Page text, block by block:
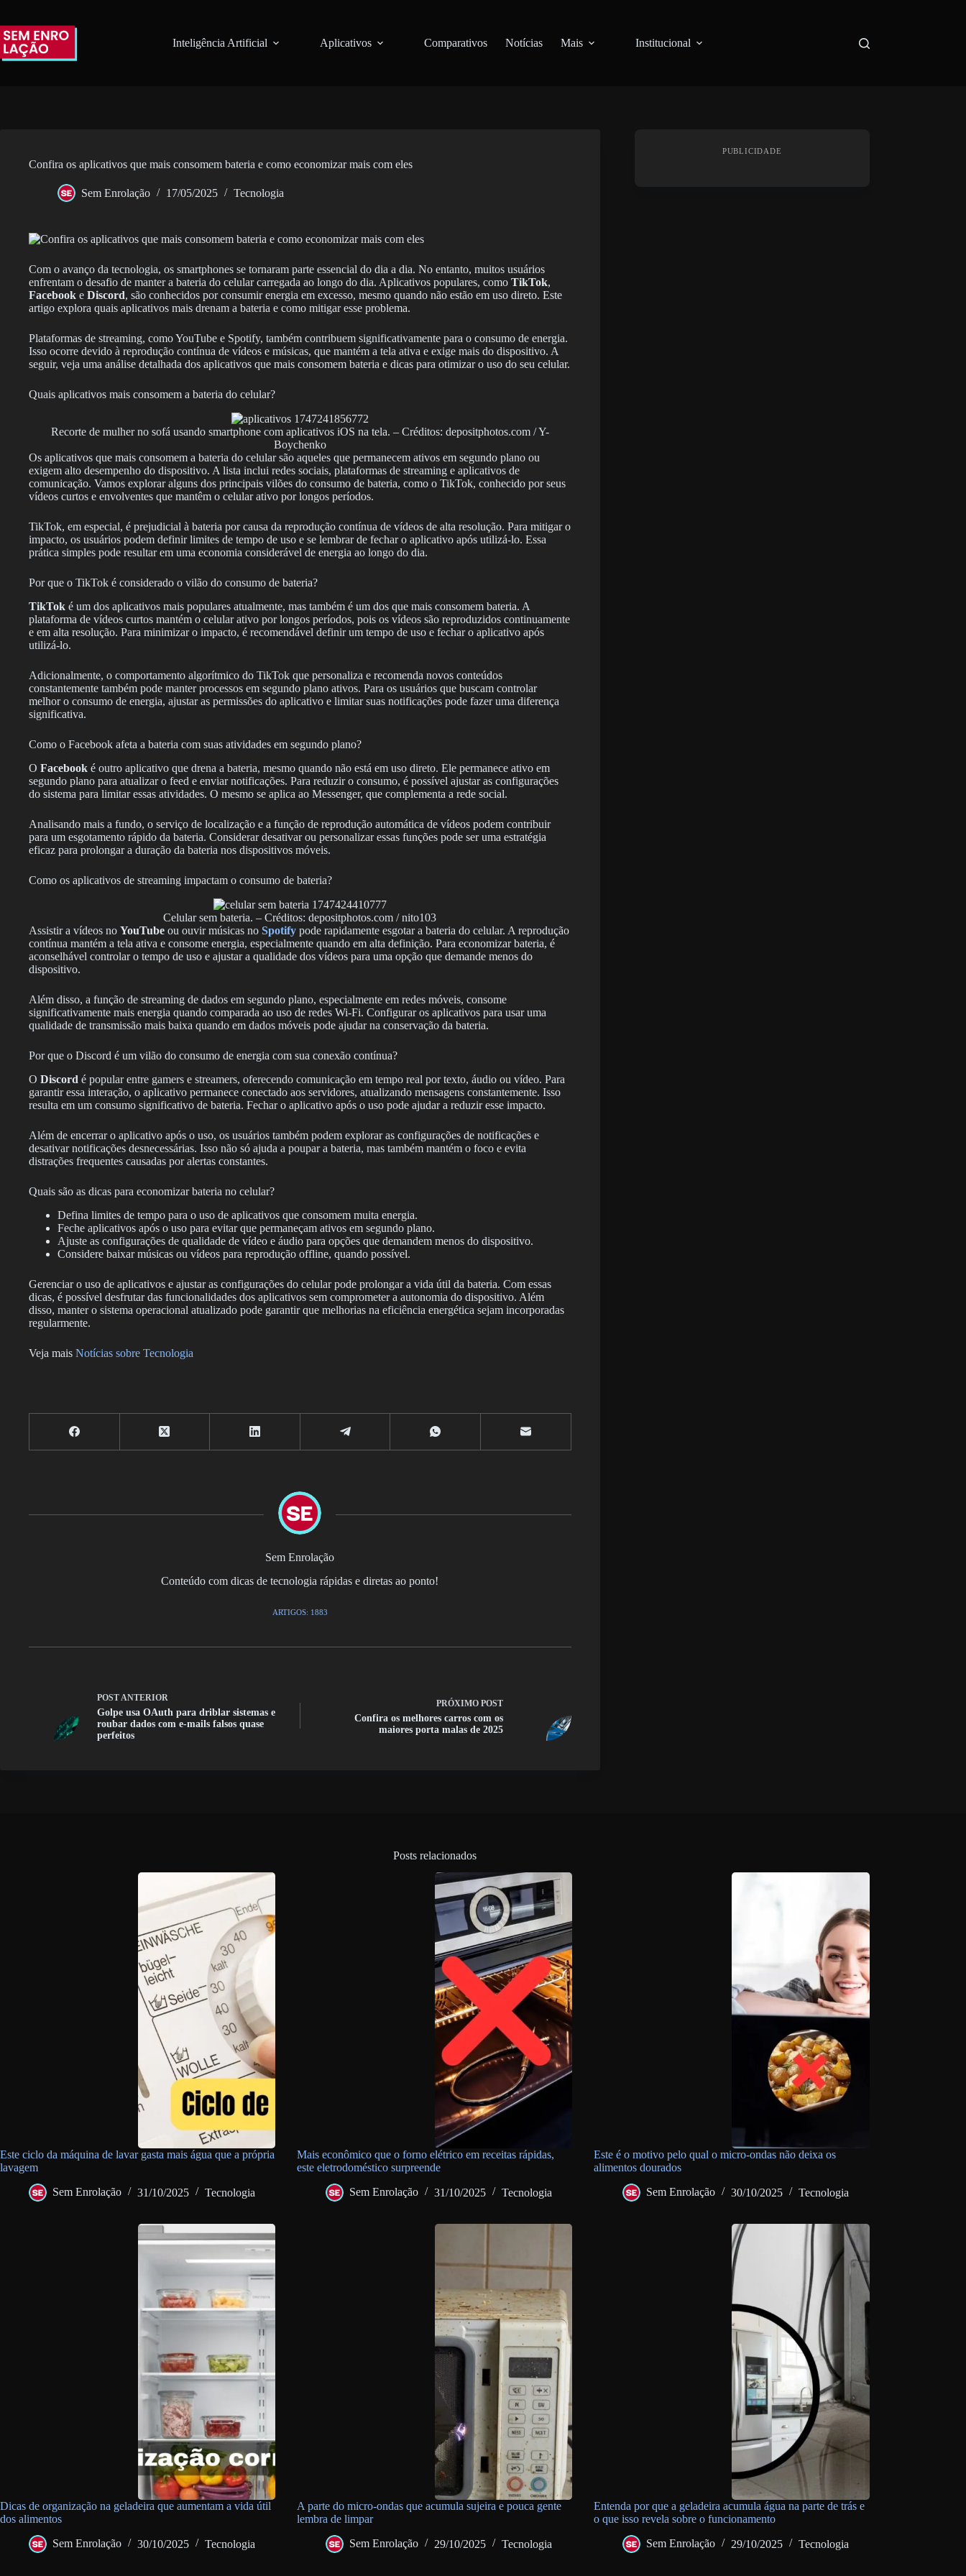
o
conteúdo
Inteligência Artificial Aplicativos Comparativos Notícias Mais Institucional
Confira os aplicativos que mais consomem bateria e como economizar mais com eles
Sem Enrolação 17/05/2025 Tecnologia
Com o avanço da tecnologia, os smartphones se tornaram parte essencial do dia a dia. No entanto, muitos usuários
enfrentam o desafio de manter a bateria do celular carregada ao longo do dia. Aplicativos populares, como TikTok,
Facebook e Discord, são conhecidos por consumir energia em excesso, mesmo quando não estão em uso direto. Este
artigo explora quais aplicativos mais drenam a bateria e como mitigar esse problema.
Plataformas de streaming, como YouTube e Spotify, também contribuem significativamente para o consumo de energia.
Isso ocorre devido à reprodução contínua de vídeos e músicas, que mantém a tela ativa e exige mais do dispositivo. A
seguir, veja uma análise detalhada dos aplicativos que mais consomem bateria e dicas para otimizar o uso do seu celular.
Quais aplicativos mais consomem a bateria do celular?
Recorte de mulher no sofá usando smartphone com aplicativos iOS na tela. – Créditos: depositphotos.com / Y-
Boychenko
Os aplicativos que mais consomem a bateria do celular são aqueles que permanecem ativos em segundo plano ou
exigem alto desempenho do dispositivo. A lista inclui redes sociais, plataformas de streaming e aplicativos de
comunicação. Vamos explorar alguns dos principais vilões do consumo de bateria, como o TikTok, conhecido por seus
vídeos curtos e envolventes que mantêm o celular ativo por longos períodos.
TikTok, em especial, é prejudicial à bateria por causa da reprodução contínua de vídeos de alta resolução. Para mitigar o
impacto, os usuários podem definir limites de tempo de uso e se lembrar de fechar o aplicativo após utilizá-lo. Essa
prática simples pode resultar em uma economia considerável de energia ao longo do dia.
Por que o TikTok é considerado o vilão do consumo de bateria?
TikTok é um dos aplicativos mais populares atualmente, mas também é um dos que mais consomem bateria. A
plataforma de vídeos curtos mantém o celular ativo por longos períodos, pois os vídeos são reproduzidos continuamente
e em alta resolução. Para minimizar o impacto, é recomendável definir um tempo de uso e fechar o aplicativo após
utilizá-lo.
Adicionalmente, o comportamento algorítmico do TikTok que personaliza e recomenda novos conteúdos
constantemente também pode manter processos em segundo plano ativos. Para os usuários que buscam controlar
melhor o consumo de energia, ajustar as permissões do aplicativo e limitar suas notificações pode fazer uma diferença
significativa.
Como o Facebook afeta a bateria com suas atividades em segundo plano?
O Facebook é outro aplicativo que drena a bateria, mesmo quando não está em uso direto. Ele permanece ativo em
segundo plano para atualizar o feed e enviar notificações. Para reduzir o consumo, é possível ajustar as configurações
do sistema para limitar essas atividades. O mesmo se aplica ao Messenger, que complementa a rede social.
Analisando mais a fundo, o serviço de localização e a função de reprodução automática de vídeos podem contribuir
para um esgotamento rápido da bateria. Considerar desativar ou personalizar essas funções pode ser uma estratégia
eficaz para prolongar a duração da bateria nos dispositivos móveis.
Como os aplicativos de streaming impactam o consumo de bateria?
Celular sem bateria. – Créditos: depositphotos.com / nito103
Assistir a vídeos no YouTube ou ouvir músicas no Spotify pode rapidamente esgotar a bateria do celular. A reprodução
contínua mantém a tela ativa e consome energia, especialmente quando em alta definição. Para economizar bateria, é
aconselhável controlar o tempo de uso e ajustar a qualidade dos vídeos para uma opção que demande menos do
dispositivo.
Além disso, a função de streaming de dados em segundo plano, especialmente em redes móveis, consome
significativamente mais energia quando comparada ao uso de redes Wi-Fi. Configurar os aplicativos para usar uma
qualidade de transmissão mais baixa quando em dados móveis pode ajudar na conservação da bateria.
Por que o Discord é um vilão do consumo de energia com sua conexão contínua?
O Discord é popular entre gamers e streamers, oferecendo comunicação em tempo real por texto, áudio ou vídeo. Para
garantir essa interação, o aplicativo permanece conectado aos servidores, atualizando mensagens constantemente. Isso
resulta em um consumo significativo de bateria. Fechar o aplicativo após o uso pode ajudar a reduzir esse impacto.
Além de encerrar o aplicativo após o uso, os usuários também podem explorar as configurações de notificações e
desativar notificações desnecessárias. Isso não só ajuda a poupar a bateria, mas também mantém o foco e evita
distrações frequentes causadas por alertas constantes.
Quais são as dicas para economizar bateria no celular?
Defina limites de tempo para o uso de aplicativos que consomem muita energia.
Feche aplicativos após o uso para evitar que permaneçam ativos em segundo plano.
Ajuste as configurações de qualidade de vídeo e áudio para opções que demandem menos do dispositivo.
Considere baixar músicas ou vídeos para reprodução offline, quando possível.
Gerenciar o uso de aplicativos e ajustar as configurações do celular pode prolongar a vida útil da bateria. Com essas
dicas, é possível desfrutar das funcionalidades dos aplicativos sem comprometer a autonomia do dispositivo. Além
disso, manter o sistema operacional atualizado pode garantir que melhorias na eficiência energética sejam incorporadas
regularmente.
Veja mais Notícias sobre Tecnologia
Sem Enrolação
Conteúdo com dicas de tecnologia rápidas e diretas ao ponto!
ARTIGOS: 1883
POST ANTERIOR
Golpe usa OAuth para driblar sistemas e
roubar dados com e-mails falsos quase
perfeitos
PRÓXIMO POST
Confira os melhores carros com os
maiores porta malas de 2025
PUBLICIDADE
Posts relacionados
Este ciclo da máquina de lavar gasta mais água que a própria
lavagem
Sem Enrolação 31/10/2025 Tecnologia
Mais econômico que o forno elétrico em receitas rápidas,
este eletrodoméstico surpreende
Sem Enrolação 31/10/2025 Tecnologia
Este é o motivo pelo qual o micro-ondas não deixa os
alimentos dourados
Sem Enrolação 30/10/2025 Tecnologia
Dicas de organização na geladeira que aumentam a vida útil
dos alimentos
Sem Enrolação 30/10/2025 Tecnologia
A parte do micro-ondas que acumula sujeira e pouca gente
lembra de limpar
Sem Enrolação 29/10/2025 Tecnologia
Entenda por que a geladeira acumula água na parte de trás e
o que isso revela sobre o funcionamento
Sem Enrolação 29/10/2025 Tecnologia